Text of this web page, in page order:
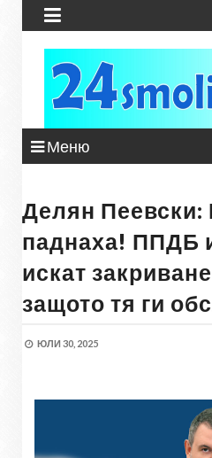

Меню
Делян Пеевски:
паднаха! ППДБ
искат
защото тя ги
ЮЛИ 30, 2025